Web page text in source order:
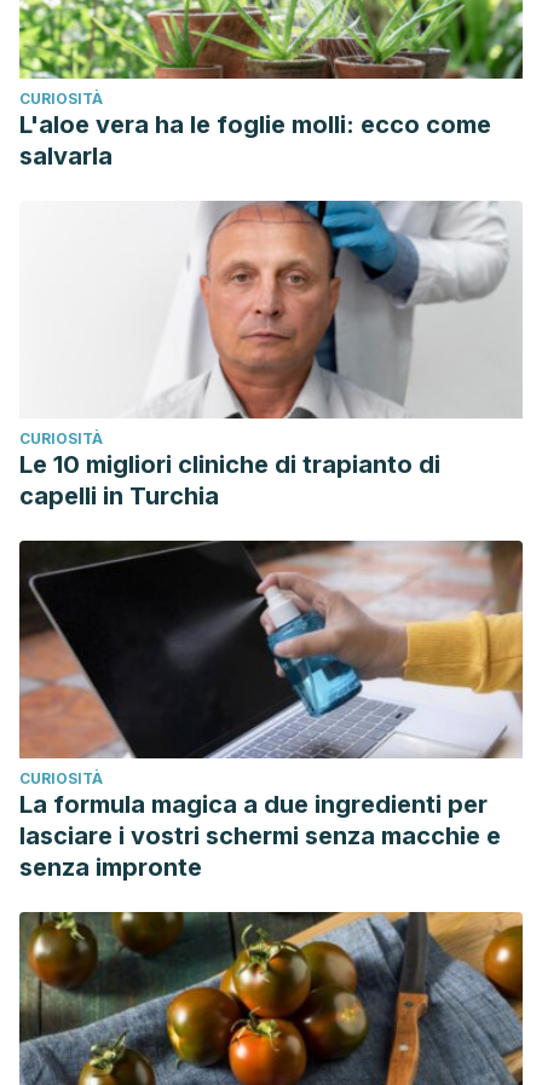
CURIOSITÀ
L'aloe vera ha le foglie molli: ecco come
salvarla
CURIOSITÀ
Le 10 migliori cliniche di trapianto di
capelli in Turchia
CURIOSITÀ
La formula magica a due ingredienti per
lasciare i vostri schermi senza macchie e
senza impronte